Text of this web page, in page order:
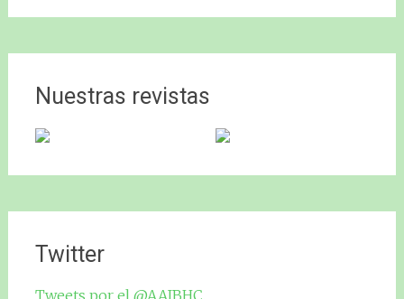
Nuestras revistas
Twitter
Tweets por el @AAJBHC.